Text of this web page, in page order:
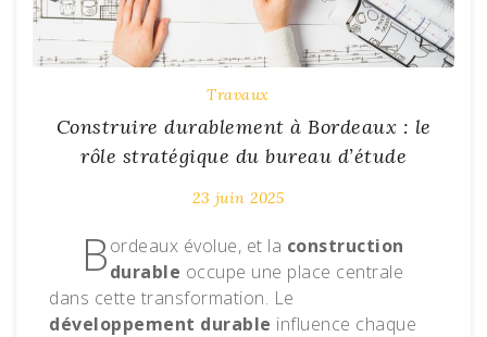
Travaux
Construire durablement à Bordeaux : le
rôle stratégique du bureau d’étude
23 juin 2025
Bordeaux évolue, et la construction
durable occupe une place centrale
dans cette transformation. Le
développement durable influence chaque